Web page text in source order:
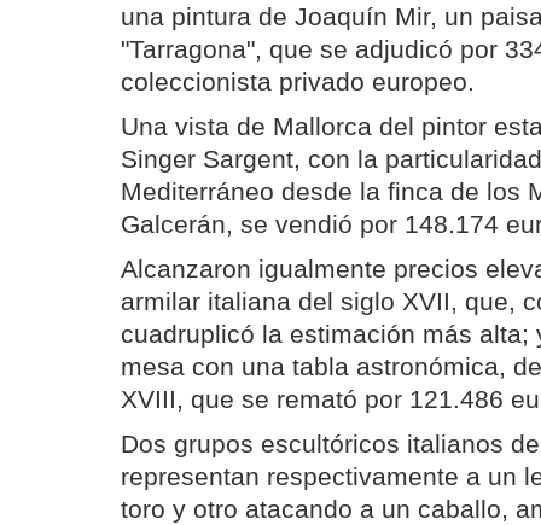
una pintura de Joaquín Mir, un
"Tarragona", que se adjudicó por
coleccionista privado europeo.
Una vista de Mallorca del pintor
Singer Sargent, con la
Mediterráneo desde la finca de los
Galcerán, se vendió por 148.174
Alcanzaron igualmente precios
armilar italiana del siglo XVII, que,
cuadruplicó la estimación más alta;
mesa con una tabla astronómica,
XVIII, que se remató por 121.486
Dos grupos escultóricos italianos
representan respectivamente a un
toro y otro atacando a un caballo,